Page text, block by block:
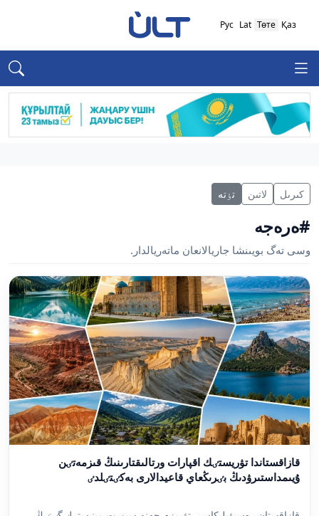
Қаз
Төте
Lat
Рус
كىرىل لاتىن تٶتە
#ەرەجە
وسى تەگ بويىنشا جاريالانعان ماتەريالدار.
قازاقستاندا تۋريستٸك اقپارات ورتالىقتارىنىڭ قىزمەتٸن
ۇيىمداستىرۋدىڭ بٸرىڭعاي قاعيدالارى بەكٸتٸلدٸ